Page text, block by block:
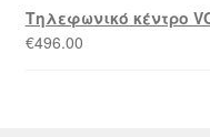
Τηλεφωνικό κέντρο
€496.00